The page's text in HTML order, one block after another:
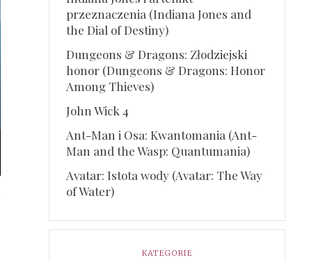
przeznaczenia (Indiana Jones and
the Dial of Destiny)
Dungeons & Dragons: Złodziejski
honor (Dungeons & Dragons: Honor
Among Thieves)
John Wick 4
Ant-Man i Osa: Kwantomania (Ant-
Man and the Wasp: Quantumania)
Avatar: Istota wody (Avatar: The Way
of Water)
KATEGORIE